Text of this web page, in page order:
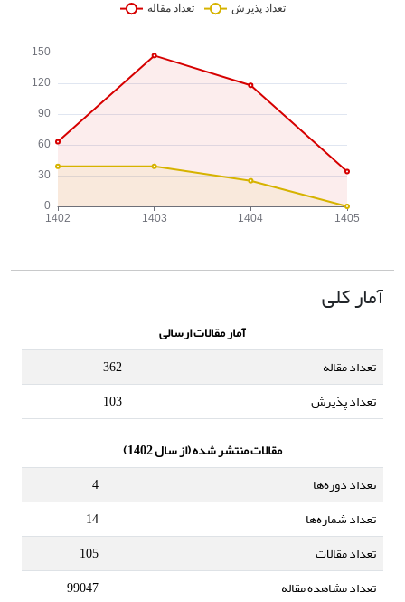
آمار کلی
آمار مقالات ارسالی
تعداد مقاله
362
تعداد پذیرش
103
مقالات منتشر شده (از سال 1402)
تعداد دوره‌ها
4
تعداد شماره‌ها
14
تعداد مقالات
105
تعداد مشاهده مقاله
99047